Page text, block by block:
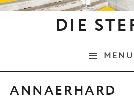
DIE
MENU
ANNAERHARD